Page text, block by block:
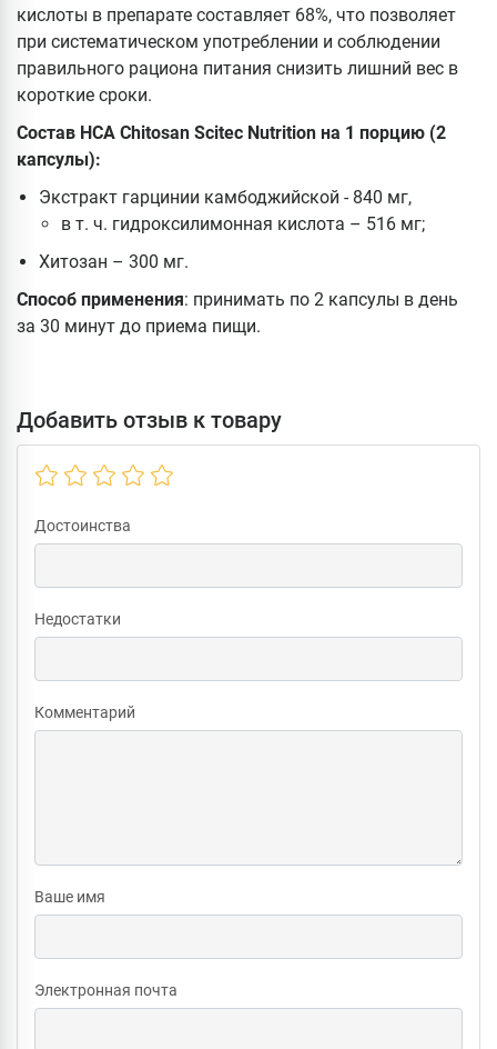
кислоты в препарате составляет 68%, что позволяет
при систематическом употреблении и соблюдении
правильного рациона питания снизить лишний вес в
короткие сроки.
Состав HCA Chitosan Scitec Nutrition на 1 порцию (2
капсулы):
Экстракт гарцинии камбоджийской - 840 мг,
в т. ч. гидроксилимонная кислота – 516 мг;
Хитозан – 300 мг.
Способ применения: принимать по 2 капсулы в день
за 30 минут до приема пищи.
Добавить отзыв к товару
Достоинства
Недостатки
Комментарий
Ваше имя
Электронная почта